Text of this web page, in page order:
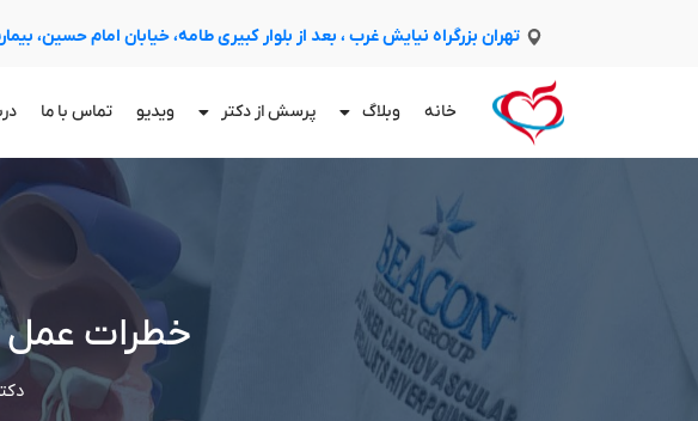
تهران بزرگراه نیایش غرب ، بعد از بلوار کبیری طامه، خیابان امام حسین،
خانه وبلاگ پرسش از دکتر ویدیو تماس با ما
خطرات عمل